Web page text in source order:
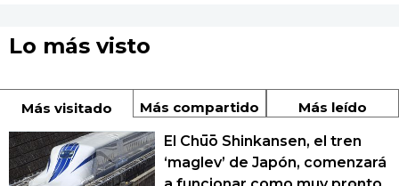
Lo más visto
Más visitado Más compartido Más leído
El Chūō Shinkansen, el tren
‘maglev’ de Japón, comenzará